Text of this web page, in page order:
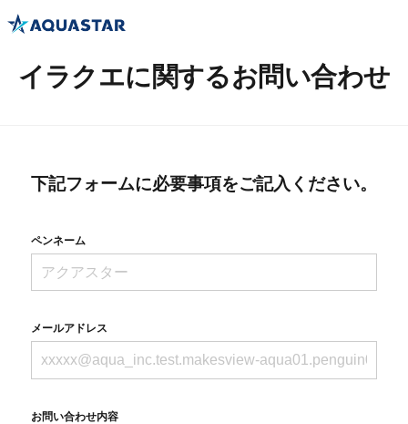
イラクエに関するお問い合わせ
下記フォームに必要事項をご記入ください。
ペンネーム
メールアドレス
お問い合わせ内容